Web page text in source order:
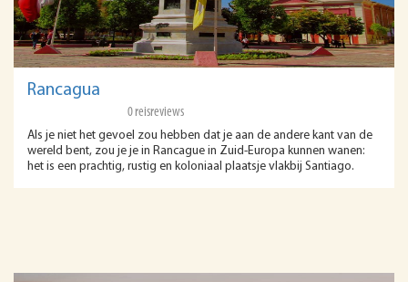
Rancagua
0 reisreviews
Als je niet het gevoel zou hebben dat je aan de andere kant van de
wereld bent, zou je je in Rancague in Zuid-Europa kunnen wanen:
het is een prachtig, rustig en koloniaal plaatsje vlakbij Santiago.